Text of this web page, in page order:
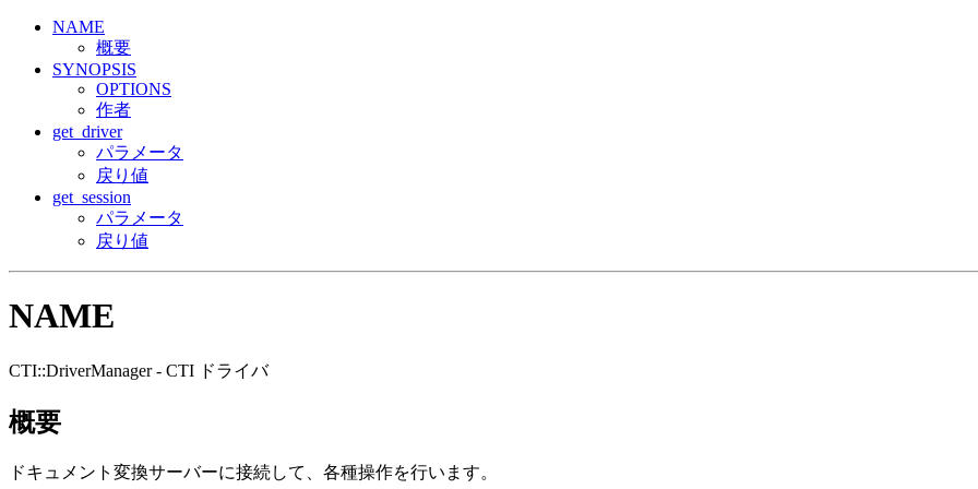
NAME
概要
SYNOPSIS
OPTIONS
作者
get_driver
パラメータ
戻り値
get_session
パラメータ
戻り値
NAME
CTI::DriverManager - CTI ドライバ
概要
ドキュメント変換サーバーに接続して、各種操作を行います。